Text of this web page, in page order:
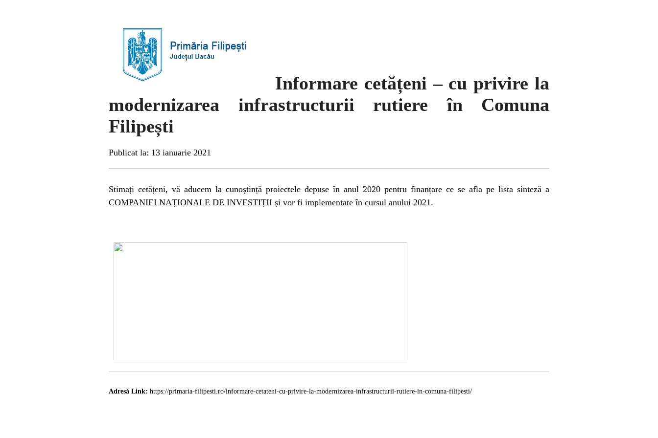
Informare cetățeni – cu privire la
modernizarea infrastructurii rutiere în Comuna
Filipești
Publicat la: 13 ianuarie 2021
Stimați cetățeni, vă aducem la cunoștință proiectele depuse în anul 2020 pentru finanțare ce se afla pe lista sinteză a
COMPANIEI NAȚIONALE DE INVESTIȚII și vor fi implementate în cursul anului 2021.
Adresă Link: https://primaria-filipesti.ro/informare-cetateni-cu-privire-la-modernizarea-infrastructurii-rutiere-in-comuna-filipesti/